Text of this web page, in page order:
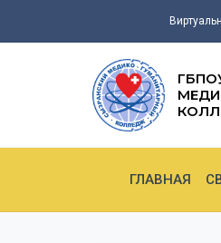
ГЛАВНАЯ